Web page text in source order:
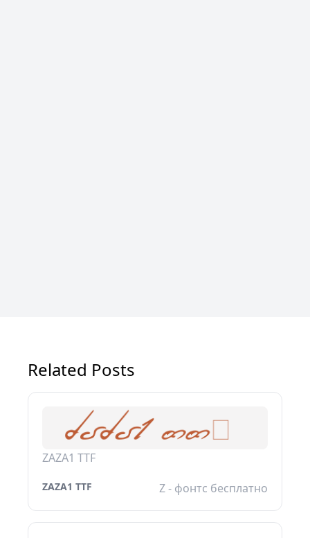
Related Posts
ZAZA1 TTF
ZAZA1 TTF Z - фонтс бесплатно